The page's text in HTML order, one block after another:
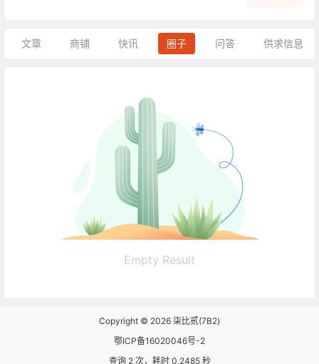
文章 商铺 快讯 圈子 问答 供求信息
Empty Result
Copyright © 2026 柒比贰(7B2)
鄂ICP备16020046号-2
查询 2 次，耗时 0.2485 秒